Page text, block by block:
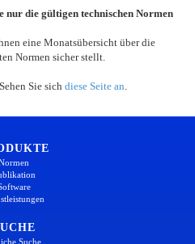
nur die gültigen technischen Normen
eine Monatsübersicht über die
Normen sicher stellt.
Sie sich diese Seite an
Suche